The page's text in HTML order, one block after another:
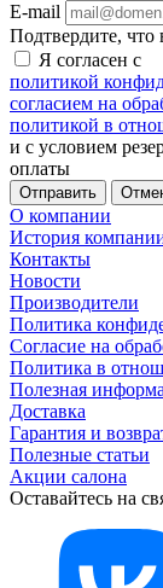
E-mail
Подтвердите, что
Я согласен с
политикой
согласием на
политикой в
и с условием
оплаты
О компании
История
Контакты
Новости
Производители
Политика
Согласие на
Политика в
Полезная
Доставка
Гарантия и
Полезные статьи
Акции салона
Оставайтесь на